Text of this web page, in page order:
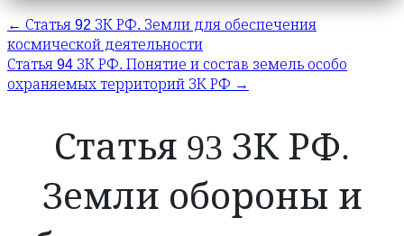
← Статья 92 ЗК РФ. Земли для обеспечения
космической деятельности
Статья 94 ЗК РФ. Понятие и состав земель особо
охраняемых территорий ЗК РФ →
Статья 93 ЗК РФ.
Земли обороны и